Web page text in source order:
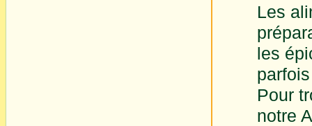
Les
les
Pour
notre